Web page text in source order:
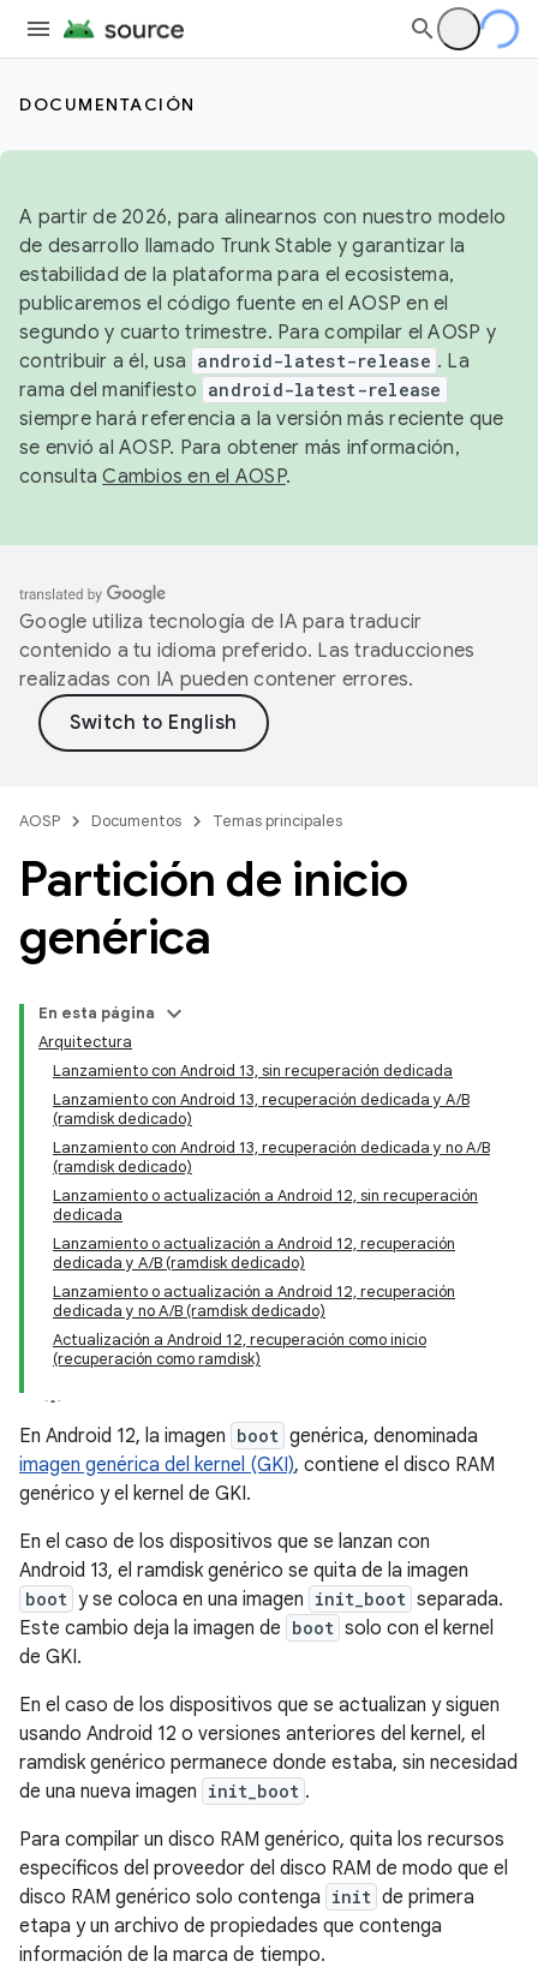
DOCUMENTACIÓN
A partir de 2026, para alinearnos con nuestro modelo
de desarrollo llamado Trunk Stable y garantizar la
estabilidad de la plataforma para el ecosistema,
publicaremos el código fuente en el AOSP en el
segundo y cuarto trimestre. Para compilar el AOSP y
contribuir a él, usa android-latest-release . La
rama del manifiesto android-latest-release
siempre hará referencia a la versión más reciente que
se envió al AOSP. Para obtener más información,
consultaCambios en el AOSP.
Google utiliza tecnología de IA para traducir
contenido a tu idioma preferido. Las traducciones
realizadas con IA pueden contener errores.
AOSP Documentos Temas principales
Partición de inicio
genérica
En esta página
Arquitectura
Lanzamiento con Android 13, sin recuperación dedicada
Lanzamiento con Android 13, recuperación dedicada y A/B
(ramdisk dedicado)
Lanzamiento con Android 13, recuperación dedicada y no A/B
(ramdisk dedicado)
Lanzamiento o actualización a Android 12, sin recuperación
dedicada
Lanzamiento o actualización a Android 12, recuperación
dedicada y A/B (ramdisk dedicado)
Lanzamiento o actualización a Android 12, recuperación
dedicada y no A/B (ramdisk dedicado)
Actualización a Android 12, recuperación como inicio
(recuperación como ramdisk)
En Android 12, la imagen boot genérica, denominada
imagen genérica del kernel (GKI), contiene el disco RAM
genérico y el kernel de GKI.
En el caso de los dispositivos que se lanzan con
Android 13, el ramdisk genérico se quita de la imagen
boot y se coloca en una imagen init_boot separada.
Este cambio deja la imagen de boot solo con el kernel
de GKI.
En el caso de los dispositivos que se actualizan y siguen
usando Android 12 o versiones anteriores del kernel, el
ramdisk genérico permanece donde estaba, sin necesidad
de una nueva imagen init_boot .
Para compilar un disco RAM genérico, quita los recursos
específicos del proveedor del disco RAM de modo que el
disco RAM genérico solo contenga init de primera
etapa y un archivo de propiedades que contenga
información de la marca de tiempo.